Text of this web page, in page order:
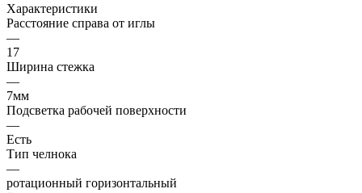
Характеристики
Расстояние справа от иглы
—
17
Ширина стежка
—
7мм
Подсветка рабочей поверхности
—
Есть
Тип челнока
—
ротационный горизонтальный